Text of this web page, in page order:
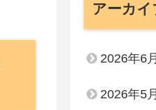
アーカイ
2026年6月
2026年5月